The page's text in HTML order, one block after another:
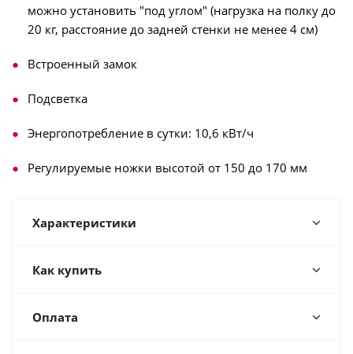
можно установить "под углом" (нагрузка на полку до
20 кг, расстояние до задней стенки не менее 4 см)
Встроенный замок
Подсветка
Энергопотребление в сутки: 10,6 кВт/ч
Регулируемые ножки высотой от 150 до 170 мм
Характеристики
Как купить
Оплата